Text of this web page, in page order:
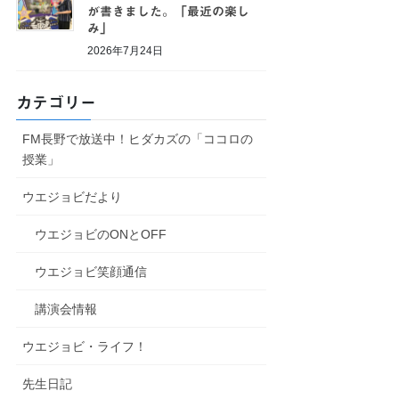
が書きました。「最近の楽し
み」
2026年7月24日
カテゴリー
FM長野で放送中！ヒダカズの「ココロの
授業」
ウエジョビだより
ウエジョビのONとOFF
ウエジョビ笑顔通信
講演会情報
ウエジョビ・ライフ！
先生日記